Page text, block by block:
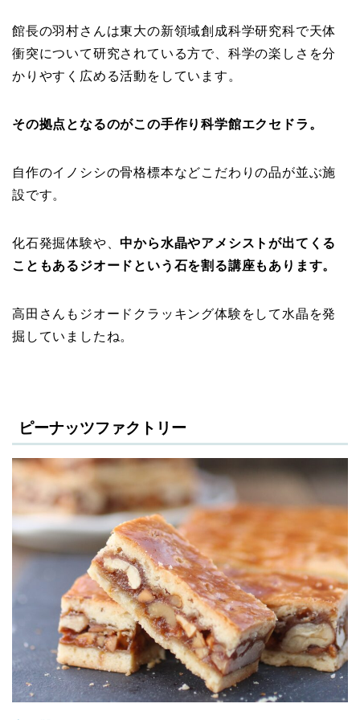
館長の羽村さんは東大の新領域創成科学研究科で天体
衝突について研究されている方で、科学の楽しさを分
かりやすく広める活動をしています。
その拠点となるのがこの手作り科学館エクセドラ。
自作のイノシシの骨格標本などこだわりの品が並ぶ施
設です。
化石発掘体験や、中から水晶やアメシストが出てくる
こともあるジオードという石を割る講座もあります。
高田さんもジオードクラッキング体験をして水晶を発
掘していましたね。
ピーナッツファクトリー